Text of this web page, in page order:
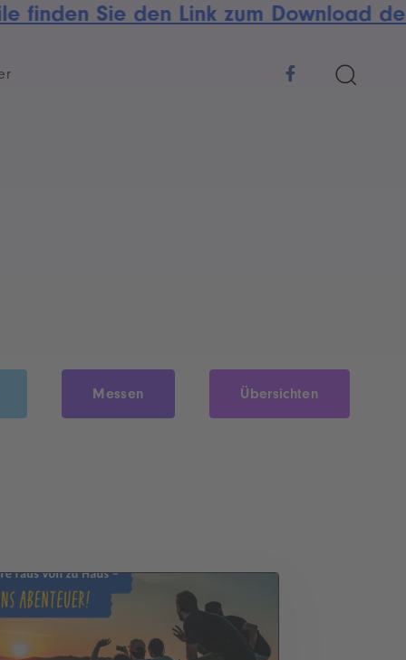
Sie den Link zum Download
Messen Übersichten